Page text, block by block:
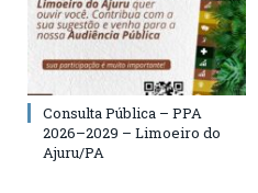
Consulta Pública – PPA
2026–2029 – Limoeiro do
Ajuru/PA